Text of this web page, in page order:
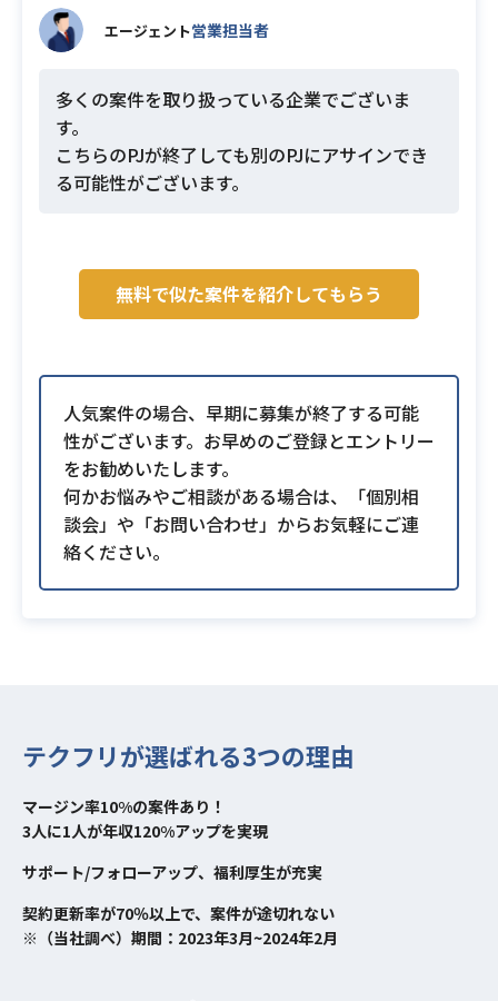
エージェント営業担当者
多くの案件を取り扱っている企業でございま
す。
こちらのPJが終了しても別のPJにアサインでき
る可能性がございます。
無料で似た案件を紹介してもらう
人気案件の場合、早期に募集が終了する可能
性がございます。お早めのご登録とエントリー
をお勧めいたします。
何かお悩みやご相談がある場合は、「個別相
談会」や「お問い合わせ」からお気軽にご連
絡ください。
テクフリが選ばれる3つの理由
マージン率10%の案件あり！
3人に1人が年収120%アップを実現
サポート/フォローアップ、福利厚生が充実
契約更新率が70％以上で、案件が途切れない
※（当社調べ）期間：2023年3月~2024年2月